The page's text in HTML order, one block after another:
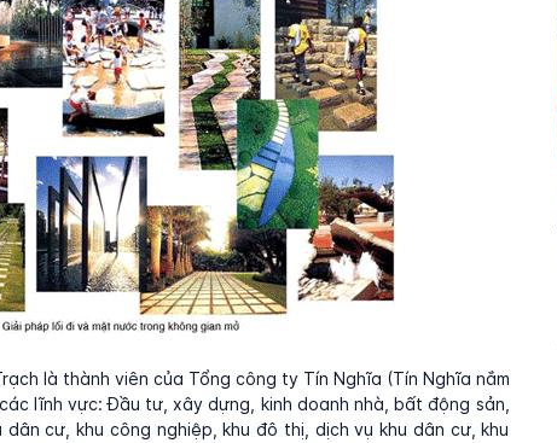
là thành viên của Tổng công ty Tín Nghĩa (Tín Nghĩa nắm
lĩnh vực: Đầu tư, xây dựng, kinh doanh nhà, bất động sản,
cư, khu công nghiệp, khu đô thị, dịch vụ khu dân cư, khu